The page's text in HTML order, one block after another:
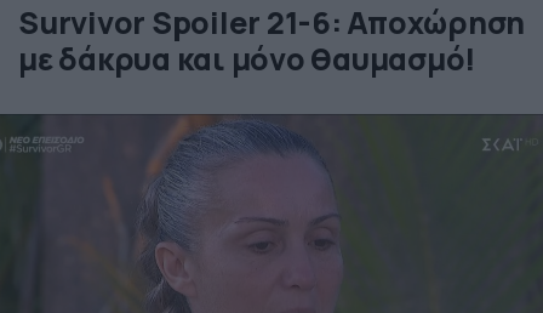
Survivor Spoiler 21-6: Αποχώρηση
με δάκρυα και μόνο θαυμασμό!